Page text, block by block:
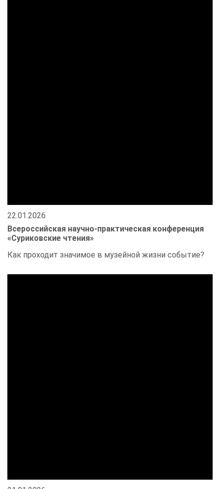
22.01.2026
Всероссийская научно-практическая конференция
«Суриковские чтения»
Как проходит значимое в музейной жизни событие?